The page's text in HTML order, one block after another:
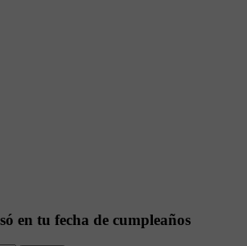
en tu fecha de cumpleaños